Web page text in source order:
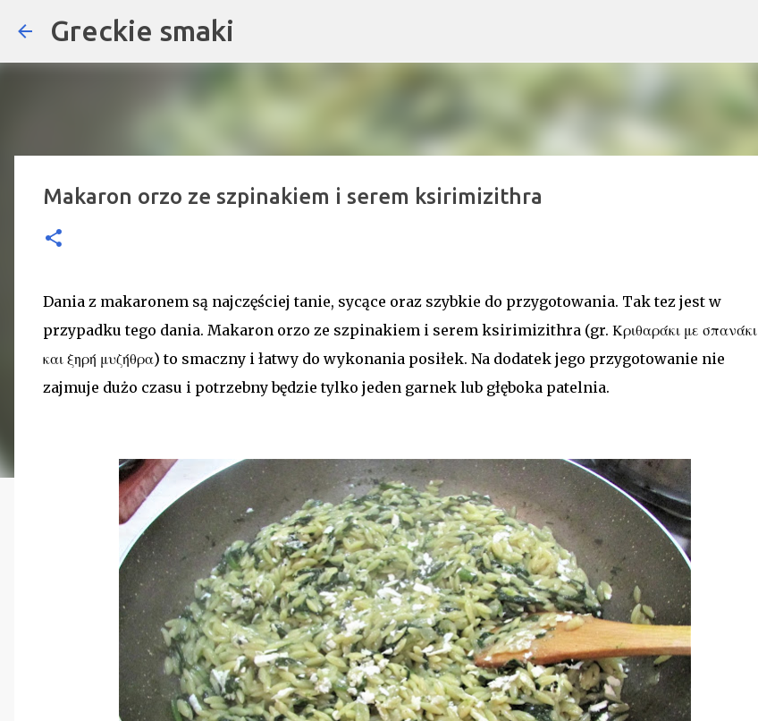
Greckie smaki
Makaron orzo ze szpinakiem i serem ksirimizithra
Dania z makaronem są najczęściej tanie, sycące oraz szybkie do przygotowania. Tak tez jest w
przypadku tego dania. Makaron orzo ze szpinakiem i serem ksirimizithra (gr. Κριθαράκι με σπανάκι
και ξηρή μυζήθρα) to smaczny i łatwy do wykonania posiłek. Na dodatek jego przygotowanie nie
zajmuje dużo czasu i potrzebny będzie tylko jeden garnek lub głęboka patelnia.